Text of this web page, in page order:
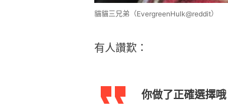
貓貓三兄弟（EvergreenHulk@reddit）
有人讚歎：
你做了正確選擇